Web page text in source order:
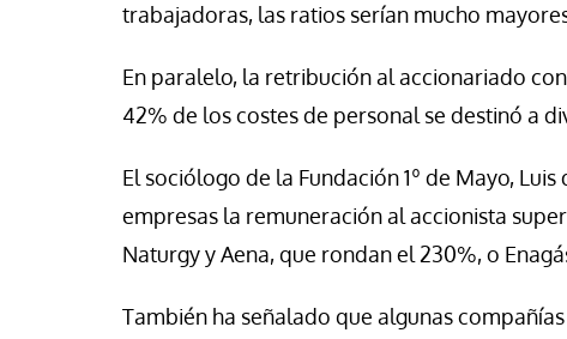
trabajadoras, las ratios serían mucho
En paralelo, la retribución al accionariado
42% de los costes de personal se destinó a
El sociólogo de la Fundación 1º de Mayo,
empresas la remuneración al accionista
Naturgy y Aena, que rondan el 230%, o
También ha señalado que algunas